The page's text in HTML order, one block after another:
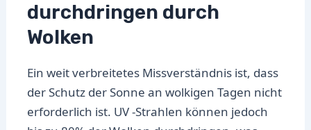
durchdringen durch
Wolken
Ein weit verbreitetes Missverständnis ist, dass
der Schutz der Sonne an wolkigen Tagen nicht
erforderlich ist. UV -Strahlen können jedoch